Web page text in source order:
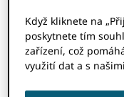
průměrný
Když kliknete na
poskytnete tím
zařízení, což
využití dat a s